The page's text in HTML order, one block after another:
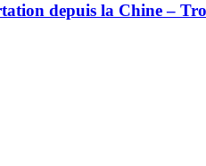
depuis la Chine –